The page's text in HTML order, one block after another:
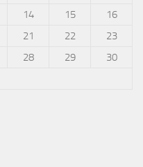
14 15
16
21 22
23
28 29
30